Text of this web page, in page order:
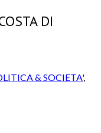
DI
& SOCIETA',